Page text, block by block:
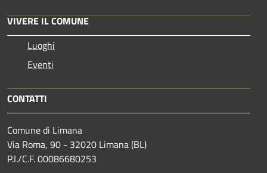
VIVERE IL COMUNE
Luoghi
Eventi
CONTATTI
Comune di Limana
Via Roma, 90 - 32020 Limana (BL)
P.I./C.F. 00086680253